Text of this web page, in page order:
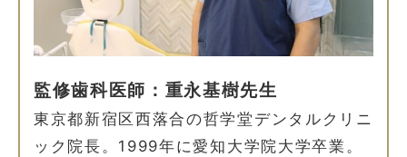
監修歯科医師：重永基樹先生
東京都新宿区西落合の哲学堂デンタルクリニ
ック院長。1999年に愛知大学院大学卒業。